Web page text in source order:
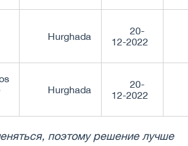
Hurghada
20-
12-2022
Hurghada
20-
12-2022
поэтому решение лучше